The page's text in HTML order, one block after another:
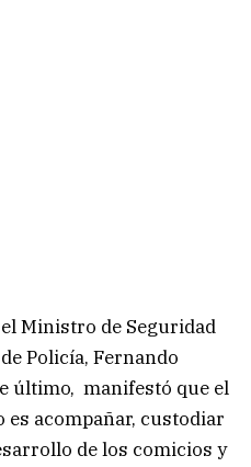
Ministro de Seguridad
Policía, Fernando
último, manifestó que el
es acompañar, custodiar
de los comicios y